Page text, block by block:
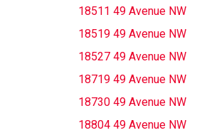
18511 49 Avenue NW
18519 49 Avenue NW
18527 49 Avenue NW
18719 49 Avenue NW
18730 49 Avenue NW
18804 49 Avenue NW